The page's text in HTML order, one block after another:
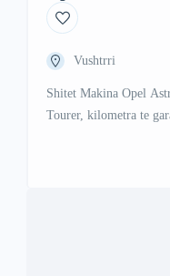
Tourer
Vushtrri
Shitet Makina Opel
Tourer, kilometra te
foto makina ka shume